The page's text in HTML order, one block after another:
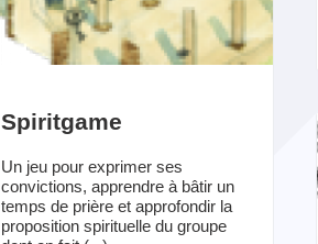
Spiritgame
Un jeu pour exprimer ses
convictions, apprendre à bâtir un
temps de prière et approfondir la
proposition spirituelle du groupe